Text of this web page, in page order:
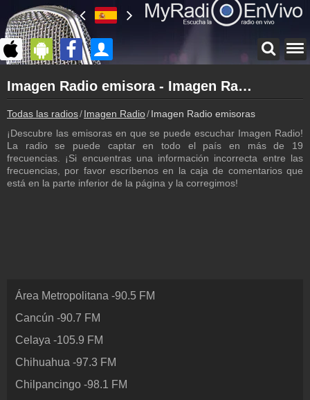
myradioenvivo.mx
Imagen Radio
Atrás a la página de Imagen Radio
Inicio de sesión
¡Crea una cuenta propia!
Podcast
Colaboración
¡Envía tu radio!
Inclúyelo a tu sitio web
Imagen Radio emisora - Imagen Radio frecuencia
Todas las radios Imagen Radio Imagen Radio emisoras
¡Descubre las emisoras en que se puede escuchar Imagen Radio!
La radio se puede captar en todo el país en más de 19
frecuencias. ¡Si encuentras una información incorrecta entre las
frecuencias, por favor escríbenos en la caja de comentarios que
está en la parte inferior de la página y la corregimos!
Área Metropolitana -90.5 FM
Cancún -90.7 FM
Celaya -105.9 FM
Chihuahua -97.3 FM
Chilpancingo -98.1 FM